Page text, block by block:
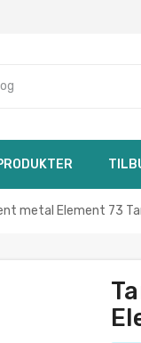
metal Element 73